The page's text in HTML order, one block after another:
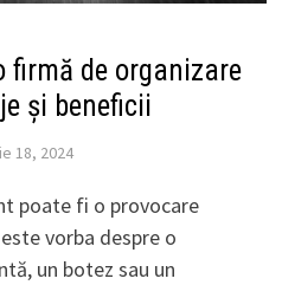
firmă de organizare
și beneficii
18, 2024
poate fi o provocare
vorba despre o
un botez sau un